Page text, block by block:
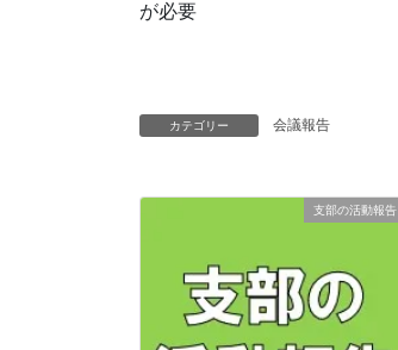
が必要
カテゴリー 会議報告
支部の活動報告